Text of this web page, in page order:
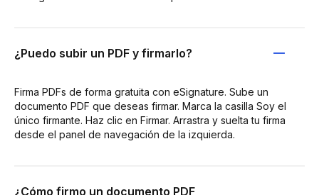
¿Puedo subir un PDF y firmarlo?
Firma PDFs de forma gratuita con eSignature. Sube un
documento PDF que deseas firmar. Marca la casilla Soy el
único firmante. Haz clic en Firmar. Arrastra y suelta tu firma
desde el panel de navegación de la izquierda.
¿Cómo firmo un documento PDF